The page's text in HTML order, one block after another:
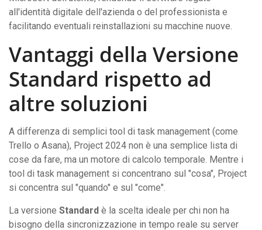
all'identità digitale dell'azienda o del professionista e
facilitando eventuali reinstallazioni su macchine nuove.
Vantaggi della Versione
Standard rispetto ad
altre soluzioni
A differenza di semplici tool di task management (come
Trello o Asana), Project 2024 non è una semplice lista di
cose da fare, ma un motore di calcolo temporale. Mentre i
tool di task management si concentrano sul "cosa", Project
si concentra sul "quando" e sul "come".
La versione Standard è la scelta ideale per chi non ha
bisogno della sincronizzazione in tempo reale su server